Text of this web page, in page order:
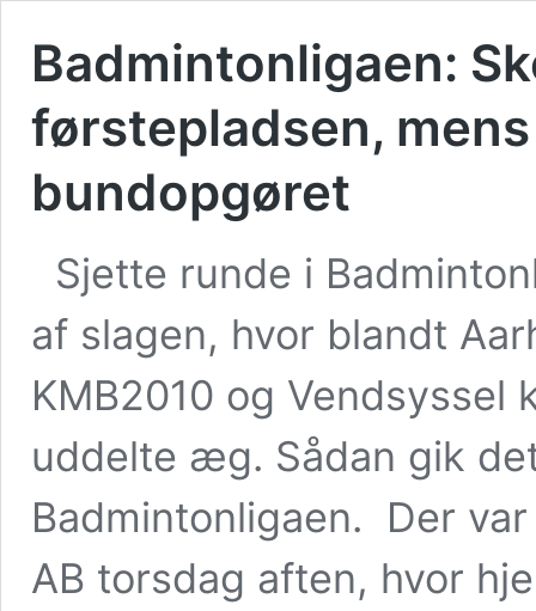
Badmintonligaen:
førstepladsen,
bundopgøret
Sjette runde i
af slagen, hvor blandt
KMB2010 og
uddelte æg. Sådan gik
Badmintonligaen. Der
AB torsdag aften, hvor